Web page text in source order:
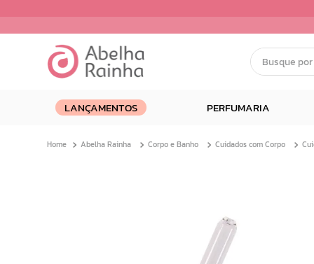
Busque por
LANÇAMENTOS PERFUMARIA
Abelha Rainha Corpo e Banho Cuidados com Corpo
dermopes
3º
facial